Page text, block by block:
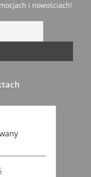
i nowościach!